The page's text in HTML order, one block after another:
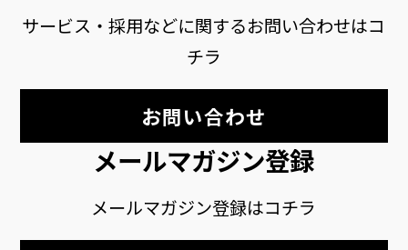
サービス・採用などに関するお問い合わせはコ
チラ
お問い合わせ
メールマガジン登録
メールマガジン登録はコチラ